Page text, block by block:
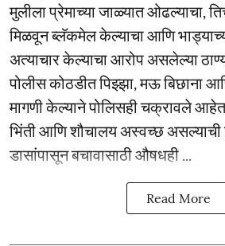
मुलीला प्रेमाच्या जाळ्यात ओढल्याचा,
मिळवून ब्लॅकमेल केल्याचा आणि
अत्याचार केल्याचा आरोप असलेल्या
पोलीस कोठडीत पिझ्झा, मऊ बिछाना
मागणी केल्याने पोलिसही चक्रावले
भिंती आणि शौचालय अस्वच्छ
डासांपासून बचावासाठी औषधही ...
Read More